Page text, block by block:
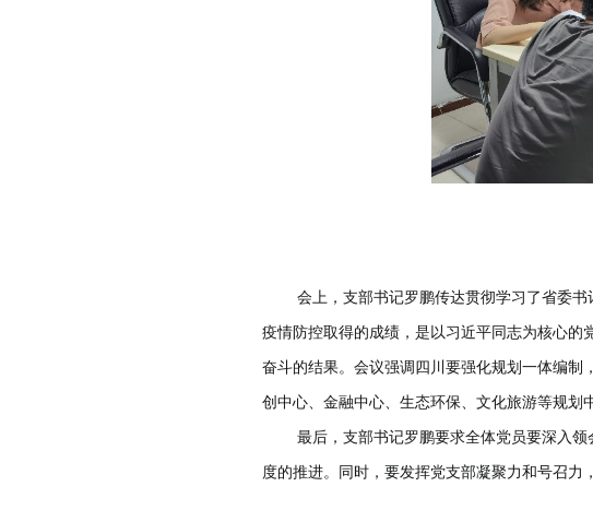
会上，支部书记罗鹏传达贯彻学习了省委书
疫情防控取得的成绩，是以习近平同志为核心
奋斗的结果。会议强调四川要强化规划一体编制
创中心、金融中心、生态环保、文化旅游等规划
最后，支部书记罗鹏要求全体党员要深入领
度的推进。同时，要发挥党支部凝聚力和号召力